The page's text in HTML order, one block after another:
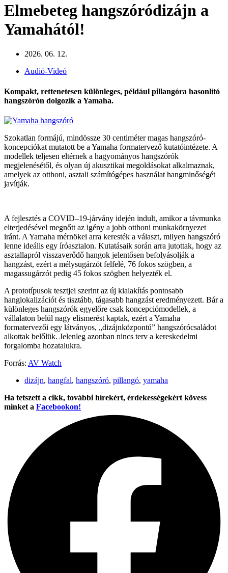
Elmebeteg hangszóródizájn a
Yamahától!
2026. 06. 12.
Audió-Videó
Kompakt, rettenetesen különleges, például pillangóra hasonlító
hangszórón dolgozik a Yamaha.
Szokatlan formájú, mindössze 30 centiméter magas hangszóró-
koncepciókat mutatott be a Yamaha formatervező kutatóintézete. A
modellek teljesen eltérnek a hagyományos hangszórók
megjelenésétől, és olyan új akusztikai megoldásokat alkalmaznak,
amelyek az otthoni, asztali számítógépes használat hangminőségét
javítják.
A fejlesztés a COVID–19-járvány idején indult, amikor a távmunka
elterjedésével megnőtt az igény a jobb otthoni munkakörnyezet
iránt. A Yamaha mérnökei arra keresték a választ, milyen hangszóró
lenne ideális egy íróasztalon. Kutatásaik során arra jutottak, hogy az
asztallapról visszaverődő hangok jelentősen befolyásolják a
hangzást, ezért a mélysugárzót felfelé, 76 fokos szögben, a
magassugárzót pedig 45 fokos szögben helyezték el.
A prototípusok tesztjei szerint az új kialakítás pontosabb
hanglokalizációt és tisztább, tágasabb hangzást eredményezett. Bár a
különleges hangszórók egyelőre csak koncepciómodellek, a
vállalaton belül nagy elismerést kaptak, ezért a Yamaha
formatervezői egy látványos, „dizájnközpontú” hangszórócsaládot
alkottak belőlük. Jelenleg azonban nincs terv a kereskedelmi
forgalomba hozatalukra.
Forrás: AV Watch
dizájn, hangfal, hangszóró, pillangó, yamaha
Ha tetszett a cikk, további hírekért, érdekességekért kövess
minket a Facebookon!